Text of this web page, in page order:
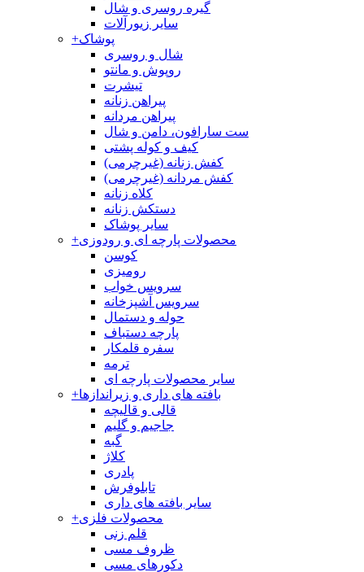
گیره روسری و شال
سایر زیورآلات
+پوشاک
شال و روسری
روپوش و مانتو
تیشرت
پیراهن زنانه
پیراهن مردانه
ست سارافون، دامن و شال
کیف و کوله پشتی
کفش زنانه (غیرچرمی)
کفش مردانه (غیرچرمی)
کلاه زنانه
دستکش زنانه
سایر پوشاک
+محصولات پارچه ای و رودوزی
کوسن
رومیزی
سرویس خواب
سرویس آشپزخانه
حوله و دستمال
پارچه دستباف
سفره قلمکار
ترمه
سایر محصولات پارچه ای
+بافته های داری و زیراندازها
قالی و قالیچه
جاجیم و گلیم
گبه
کلاژ
پادری
تابلوفرش
سایر بافته های داری
+محصولات فلزی
قلم زنی
ظروف مسی
دکورهای مسی